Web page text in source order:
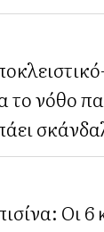
το νόθο
Οι 6